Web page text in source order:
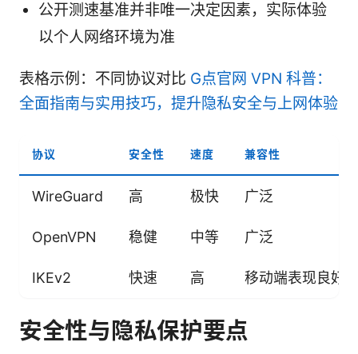
公开测速基准并非唯一决定因素，实际体验
以个人网络环境为准
表格示例：不同协议对比 G点官网 VPN 科普：
全面指南与实用技巧，提升隐私安全与上网体验
协议 安全性 速度 兼容性
WireGuard 高 极快 广泛
OpenVPN 稳健 中等 广泛
IKEv2 快速 高 移动端表现良好
安全性与隐私保护要点